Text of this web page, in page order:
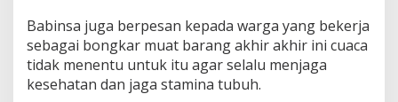
Babinsa juga berpesan kepada warga yang bekerja
sebagai bongkar muat barang akhir akhir ini cuaca
tidak menentu untuk itu agar selalu menjaga
kesehatan dan jaga stamina tubuh.